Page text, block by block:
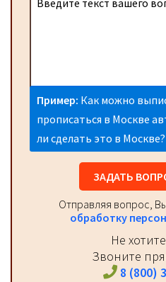
Пример: Как можно
прописаться в Москве
ли сделать это в Москве?
ЗАДАТЬ
Отправляя вопрос,
обработку
Не
Звоните
8 (800)